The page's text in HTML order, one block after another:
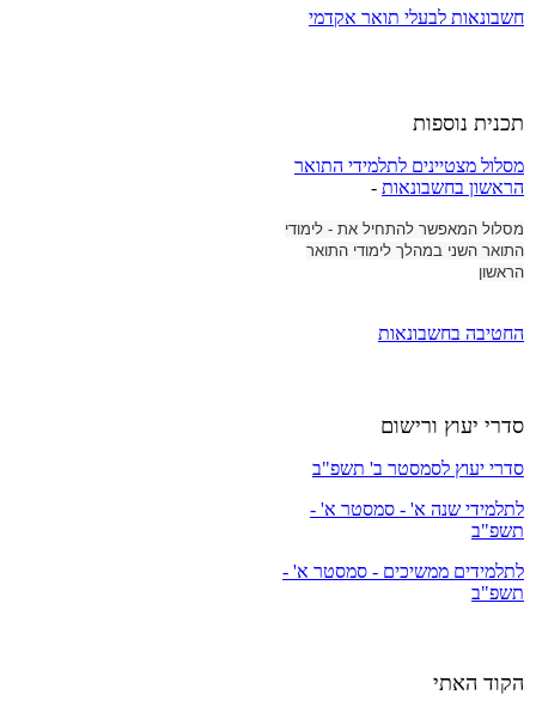
חשבונאות לבעלי תואר אקדמי
תכנית נוספות
מסלול מצטיינים לתלמידי התואר
הראשון בחשבונאות -
מסלול המאפשר להתחיל את - לימודי
התואר השני במהלך לימודי התואר
הראשון
החטיבה בחשבונאות
סדרי יעוץ ורישום
סדרי יעוץ לסמסטר ב' תשפ"ב
לתלמידי שנה א' - סמסטר א' -
תשפ"ב
לתלמידים ממשיכים - סמסטר א' -
תשפ"ב
הקוד האתי